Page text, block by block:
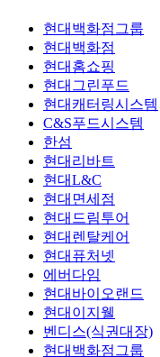
현대백화점그룹
현대백화점
현대홈쇼핑
현대그린푸드
현대캐터링시스템
C&S푸드시스템
한섬
현대리바트
현대L&C
현대면세점
현대드림투어
현대렌탈케어
현대퓨처넷
에버다임
현대바이오랜드
현대이지웰
벤디스(식권대장)
현대백화점그룹